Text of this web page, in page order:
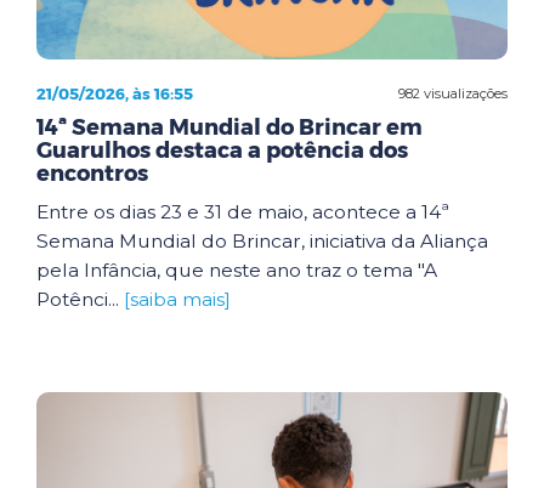
982 visualizações
21/05/2026, às 16:55
14ª Semana Mundial do Brincar em
Guarulhos destaca a potência dos
encontros
Entre os dias 23 e 31 de maio, acontece a 14ª
Semana Mundial do Brincar, iniciativa da Aliança
pela Infância, que neste ano traz o tema "A
Potênci... [saiba mais]